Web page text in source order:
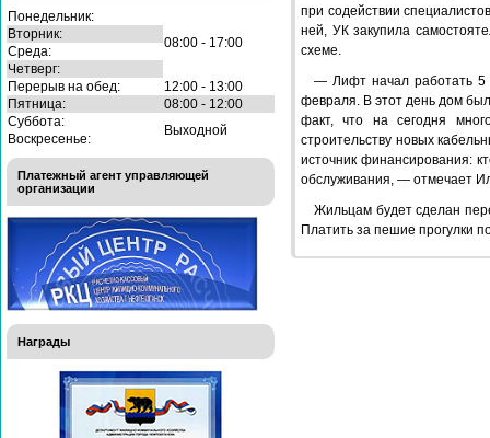
Понедельник:
08:00 - 17:00
Вторник:
Среда:
Четверг:
Перерыв на обед:
12:00 - 13:00
Пятница:
08:00 - 12:00
Суббота:
Выходной
Воскресенье:
Платежный агент управляющей
организации
Награды
при содействии
ней, УК закупила
схеме.
— Лифт начал работать 5
февраля. В этот день дом
факт, что на сегодня
строительству новых
источник финансирования:
обслуживания, — отмечает
Жильцам будет сделан
Платить за пешие прогулки